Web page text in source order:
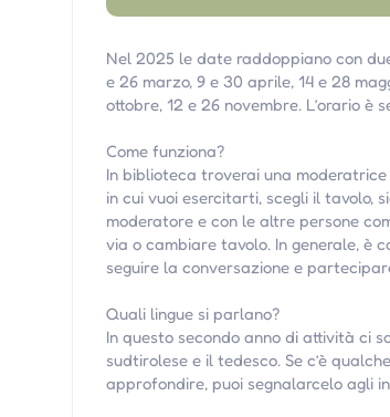
Nel 2025 le date raddoppiano con
e 26 marzo, 9 e 30 aprile, 14 e 28
ottobre, 12 e 26 novembre. L’orario
Come funziona?
In biblioteca troverai una
in cui vuoi esercitarti, scegli il tavolo,
moderatore e con le altre persone
via o cambiare tavolo. In generale, è
seguire la conversazione e
Quali lingue si parlano?
In questo secondo anno di attività ci
sudtirolese e il tedesco. Se c’è
approfondire, puoi segnalarcelo agli